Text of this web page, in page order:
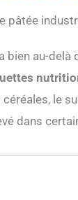
pâtée
bien au-delà
le
dans